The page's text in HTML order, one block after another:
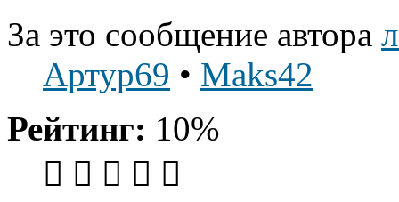
За это сообщение автора
Артур69 • Maks42
Рейтинг: 10%